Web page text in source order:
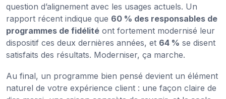
question d’alignement avec les usages actuels. Un
rapport récent indique que 60 % des responsables de
programmes de fidélité ont fortement modernisé leur
dispositif ces deux dernières années, et 64 % se disent
satisfaits des résultats. Moderniser, ça marche.
Au final, un programme bien pensé devient un élément
naturel de votre expérience client : une façon claire de